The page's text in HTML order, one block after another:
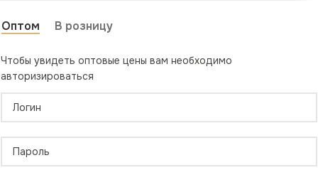
Оптом В розницу
Чтобы увидеть оптовые цены вам необходимо
авторизироваться